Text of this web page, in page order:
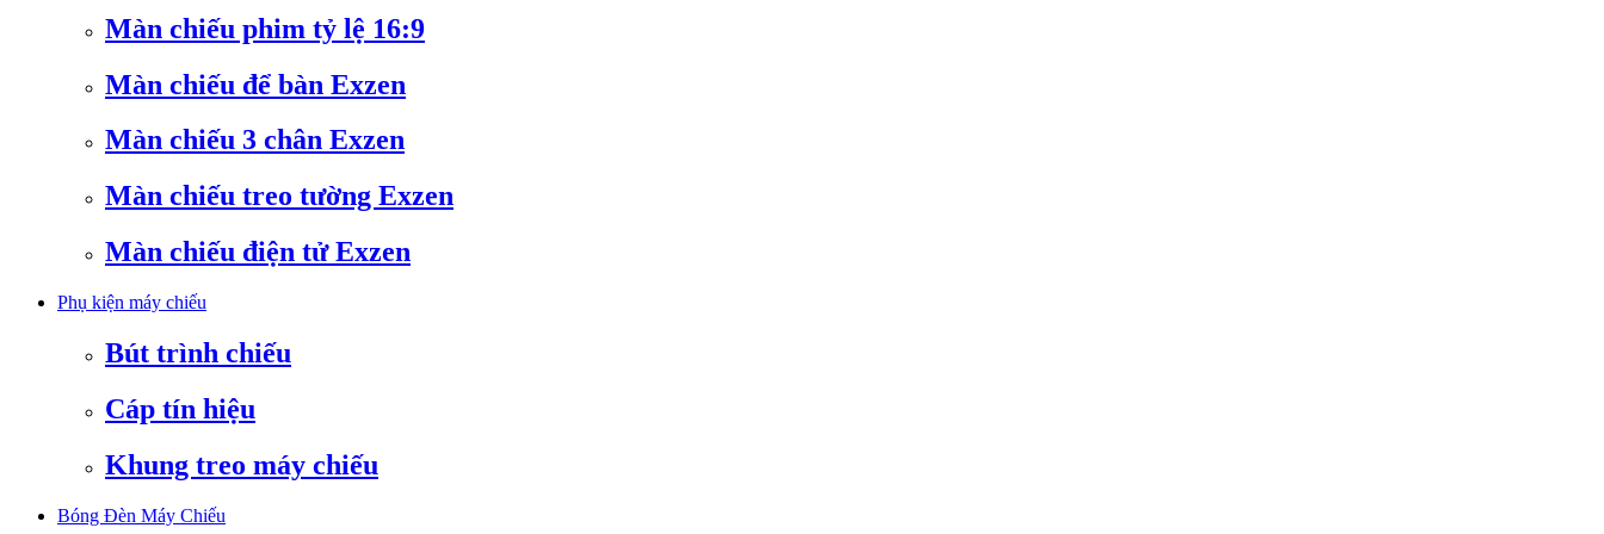
Màn chiếu phim tỷ lệ 16:9
Màn chiếu để bàn Exzen
Màn chiếu 3 chân Exzen
Màn chiếu treo tường Exzen
Màn chiếu điện tử Exzen
Phụ kiện máy chiếu
Bút trình chiếu
Cáp tín hiệu
Khung treo máy chiếu
Bóng Đèn Máy Chiếu